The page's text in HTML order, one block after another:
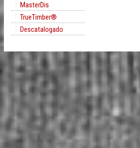
MasterDis
TrueTimber®
Descatalogado